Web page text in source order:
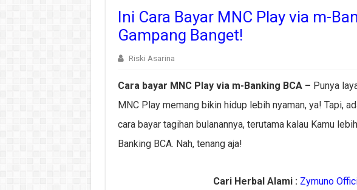
Ini Cara Bayar MNC Play via m-
Gampang Banget!
Riski Asarina
Cara bayar MNC Play via m-Banking BCA – Punya
MNC Play memang bikin hidup lebih nyaman, ya! Tapi,
cara bayar tagihan bulanannya, terutama kalau Kamu
Banking BCA. Nah, tenang aja!
Cari Herbal Alami : Zymuno